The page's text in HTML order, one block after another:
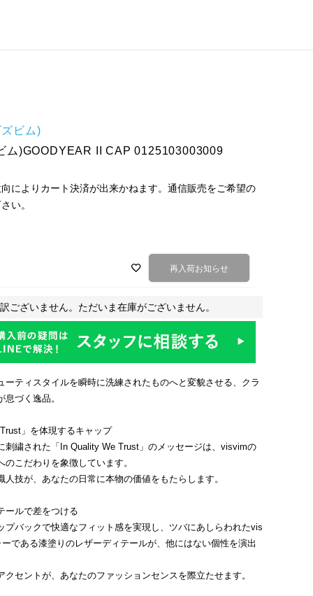
ビム)
ム)GOODYEAR II CAP 0125103003009
によりカート決済が出来かねます。通信販売をご希望の
い。
再入荷お知らせ
ございません。ただいま在庫がございません。
ーティスタイルを瞬時に洗練されたものへと変貌させる、クラ
づく逸品。
」を体現するキャップ
刺繍された「In Quality We Trust」のメッセージは、visvimの
のこだわりを象徴しています。
人技が、あなたの日常に本物の価値をもたらします。
ールで差をつける
プバックで快適なフィット感を実現し、ツバにあしらわれたvis
である漆塗りのレザーディテールが、他にはない個性を演出
クセントが、あなたのファッションセンスを際立たせます。